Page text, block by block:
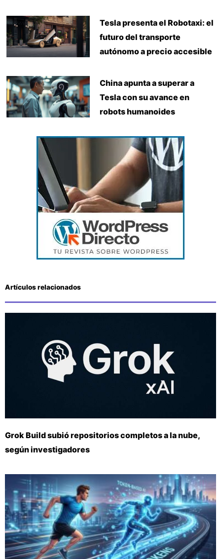
Tesla presenta el Robotaxi: el
futuro del transporte
autónomo a precio accesible
China apunta a superar a
Tesla con su avance en
robots humanoides
Artículos relacionados
Grok Build subió repositorios completos a la nube,
según investigadores